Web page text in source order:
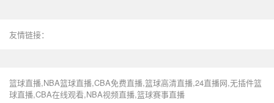
友情链接：
篮球直播,NBA篮球直播,CBA免费直播,篮球高清直播,24直播网,无插件篮
球直播,CBA在线观看,NBA视频直播,篮球赛事直播